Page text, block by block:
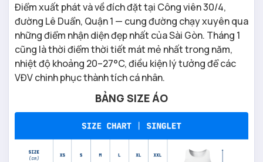
Điểm xuất phát và về đích đặt tại Công viên 30/4,
đường Lê Duẩn, Quận 1 — cung đường chạy xuyên qua
những điểm nhận diện đẹp nhất của Sài Gòn. Tháng 1
cũng là thời điểm thời tiết mát mẻ nhất trong năm,
nhiệt độ khoảng 20–27°C, điều kiện lý tưởng để các
VĐV chinh phục thành tích cá nhân.
BẢNG SIZE ÁO